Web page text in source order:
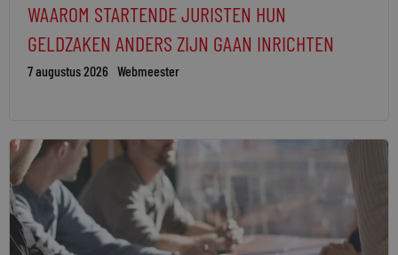
WAAROM STARTENDE JURISTEN HUN
GELDZAKEN ANDERS ZIJN GAAN INRICHTEN
7 augustus 2026 Webmeester